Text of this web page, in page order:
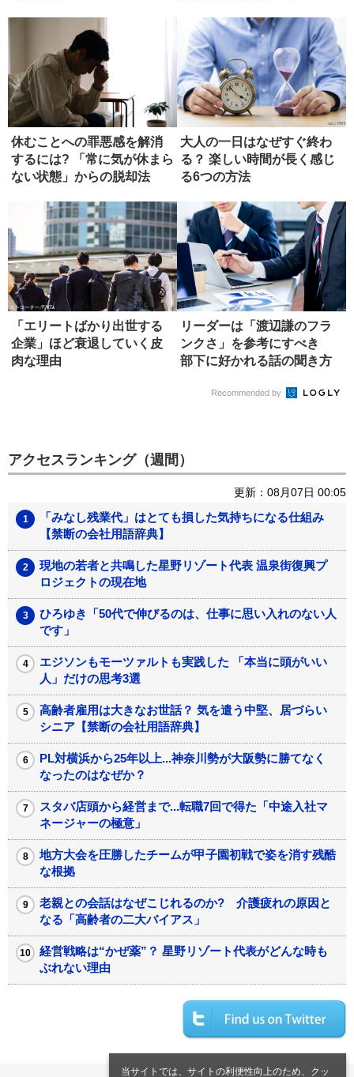
当サイトでは、サイトの利便性向上のため、クッ
休むことへの罪悪感を解消
するには? 「常に気が休まら
ない状態」からの脱却法
大人の一日はなぜすぐ終わ
る？ 楽しい時間が長く感じ
る6つの方法
「エリートばかり出世する
企業」ほど衰退していく皮
肉な理由
リーダーは「渡辺謙のフラ
ンクさ」を参考にすべき
部下に好かれる話の聞き方
Recommended by
アクセスランキング（週間）
更新：08月07日 00:05
「みなし残業代」はとても損した気持ちになる仕組み
【禁断の会社用語辞典】
現地の若者と共鳴した星野リゾート代表 温泉街復興プ
ロジェクトの現在地
ひろゆき「50代で伸びるのは、仕事に思い入れのない人
です」
エジソンもモーツァルトも実践した 「本当に頭がいい
人」だけの思考3選
高齢者雇用は大きなお世話？ 気を遣う中堅、居づらい
シニア【禁断の会社用語辞典】
PL対横浜から25年以上...神奈川勢が大阪勢に勝てなく
なったのはなぜか？
スタバ店頭から経営まで...転職7回で得た「中途入社マ
ネージャーの極意」
地方大会を圧勝したチームが甲子園初戦で姿を消す残酷
な根拠
老親との会話はなぜこじれるのか? 介護疲れの原因と
なる「高齢者の二大バイアス」
経営戦略は“かぜ薬”？ 星野リゾート代表がどんな時も
ぶれない理由